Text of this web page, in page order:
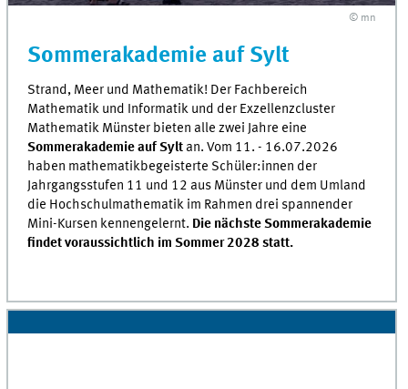
© mn
Sommerakademie auf Sylt
Strand, Meer und Mathematik! Der Fachbereich
Mathematik und Informatik und der Exzellenzcluster
Mathematik Münster bieten alle zwei Jahre eine
Sommerakademie auf Sylt an. Vom 11. - 16.07.2026
haben mathematikbegeisterte Schüler:innen der
Jahrgangsstufen 11 und 12 aus Münster und dem Umland
die Hochschulmathematik im Rahmen drei spannender
Mini-Kursen kennengelernt. Die nächste Sommerakademie
findet voraussichtlich im Sommer 2028 statt.